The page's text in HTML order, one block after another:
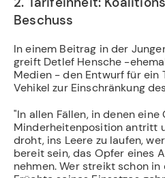
Beschuss
In einem Beitrag in der
greift Detlef Hensche -
Medien - den Entwurf für ein
Vehikel zur Einschränkung
"In allen Fällen, in denen
Minderheitenposition antritt
droht, ins Leere zu laufen,
bereit sein, das Opfer eines
nehmen. Wer streikt schon